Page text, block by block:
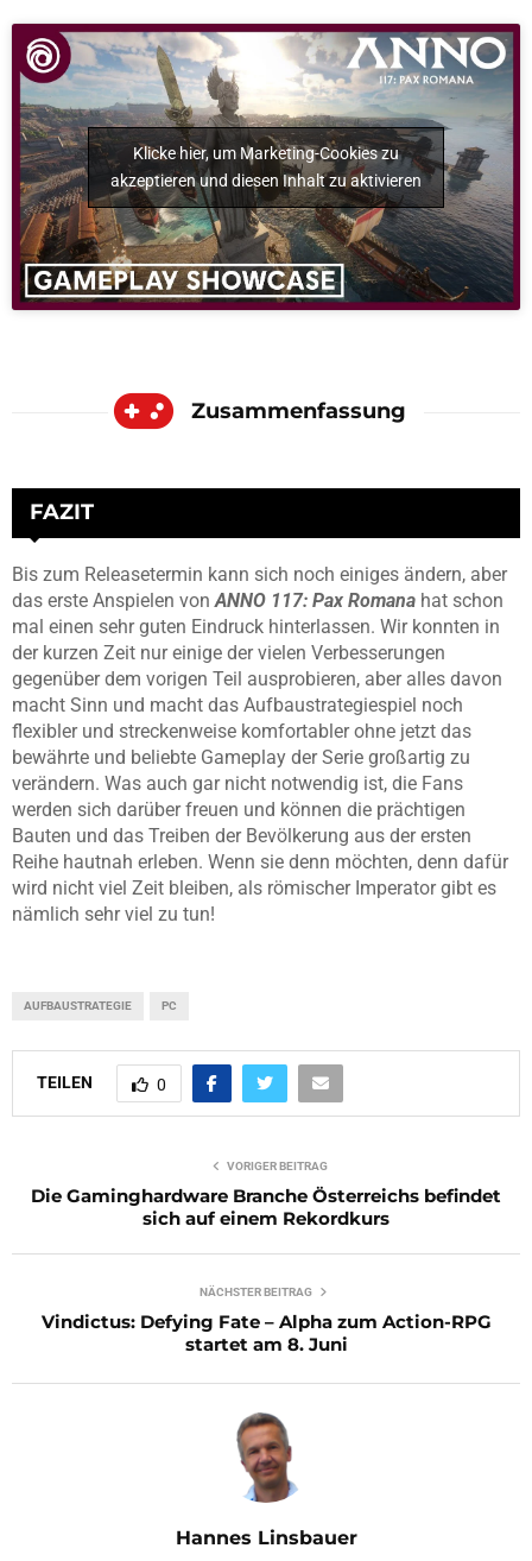
Klicke hier, um Marketing-Cookies zu
akzeptieren und diesen Inhalt zu aktivieren
Zusammenfassung
FAZIT
Bis zum Releasetermin kann sich noch einiges ändern, aber
das erste Anspielen vonANNO 117: Pax Romana hat schon
mal einen sehr guten Eindruck hinterlassen. Wir konnten in
der kurzen Zeit nur einige der vielen Verbesserungen
gegenüber dem vorigen Teil ausprobieren, aber alles davon
macht Sinn und macht das Aufbaustrategiespiel noch
flexibler und streckenweise komfortabler ohne jetzt das
bewährte und beliebte Gameplay der Serie großartig zu
verändern. Was auch gar nicht notwendig ist, die Fans
werden sich darüber freuen und können die prächtigen
Bauten und das Treiben der Bevölkerung aus der ersten
Reihe hautnah erleben. Wenn sie denn möchten, denn dafür
wird nicht viel Zeit bleiben, als römischer Imperator gibt es
nämlich sehr viel zu tun!
AUFBAUSTRATEGIE PC
TEILEN 0
VORIGER BEITRAG
Die Gaminghardware Branche Österreichs befindet
sich auf einem Rekordkurs
NÄCHSTER BEITRAG
Vindictus: Defying Fate – Alpha zum Action-RPG
startet am 8. Juni
Hannes Linsbauer